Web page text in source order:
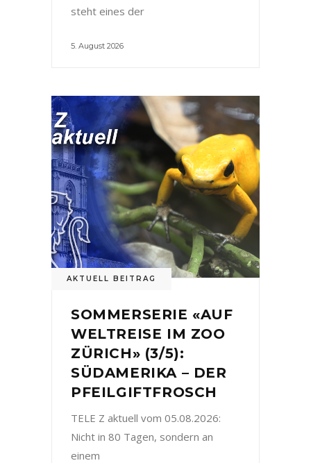
steht eines der
5. August 2026
AKTUELL BEITRAG
SOMMERSERIE «AUF
WELTREISE IM ZOO
ZÜRICH» (3/5):
SÜDAMERIKA – DER
PFEILGIFTFROSCH
TELE Z aktuell vom 05.08.2026:
Nicht in 80 Tagen, sondern an
einem